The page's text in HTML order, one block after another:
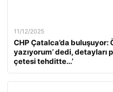
11/12/2025
CHP Çatalca’da buluşuyor:
yazıyorum’ dedi, detayları
çetesi tehditte…’